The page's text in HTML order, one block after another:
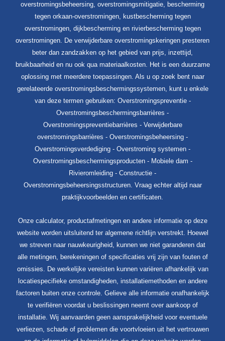
overstromingsbeheersing, overstromingsmitigatie, bescherming
tegen orkaan-overstromingen, kustbescherming tegen
overstromingen, dijkbescherming en rivierbescherming tegen
overstromingen. De verwijderbare overstromingskeringen presteren
beter dan zandzakken op het gebied van prijs, inzettijd,
bruikbaarheid en nu ook qua materiaalkosten. Het is een duurzame
oplossing met meerdere toepassingen. Als u op zoek bent naar
gerelateerde overstromingsbeschermingssystemen, kunt u enkele
van deze termen gebruiken: Overstromingspreventie -
Overstromingsbeschermingsbarrières -
Overstromingspreventiebarrières - Verwijderbare
overstromingsbarrières - Overstromingsbeheersing -
Overstromingsverdediging - Overstroming systemen -
Overstromingsbeschermingsproducten - Mobiele dam -
Rivieromleiding - Constructie -
Overstromingsbeheersingsstructuren. Vraag echter altijd naar
praktijkvoorbeelden en certificaten.
Onze calculator, productafmetingen en andere informatie op deze
website worden uitsluitend ter algemene richtlijn verstrekt. Hoewel
we streven naar nauwkeurigheid, kunnen we niet garanderen dat
alle metingen, berekeningen of specificaties vrij zijn van fouten of
omissies. De werkelijke vereisten kunnen variëren afhankelijk van
locatiespecifieke omstandigheden, installatiemethoden en andere
factoren buiten onze controle. Gelieve alle informatie onafhankelijk
te verifiëren voordat u beslissingen neemt over aankoop of
installatie. Wij aanvaarden geen aansprakelijkheid voor eventuele
verliezen, schade of problemen die voortvloeien uit het vertrouwen